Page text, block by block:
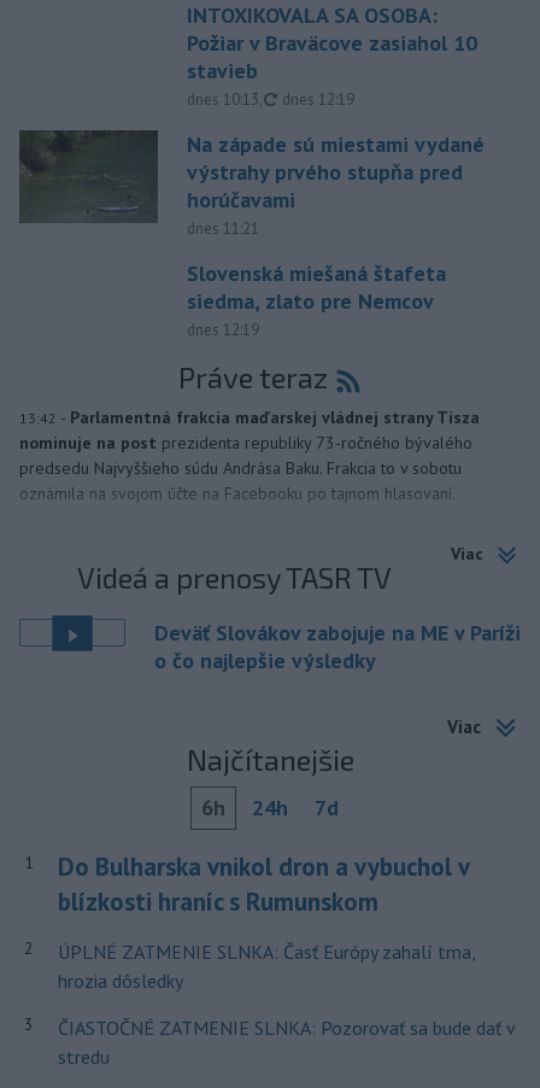
INTOXIKOVALA SA OSOBA:
Požiar v Braväcove zasiahol 10
stavieb
dnes 10:13, aktualizované
dnes 12:19
Na západe sú miestami vydané
výstrahy prvého stupňa pred
horúčavami
dnes 11:21
Slovenská miešaná štafeta
siedma, zlato pre Nemcov
dnes 12:19
Práve teraz
13:42 - Parlamentná frakcia maďarskej vládnej strany Tisza
nominuje na post prezidenta republiky 73-ročného bývalého
predsedu Najvyššieho súdu Andrása Baku. Frakcia to v sobotu
oznámila na svojom účte na Facebooku po tajnom hlasovaní.
Viac
Videá a prenosy TASR TV
Deväť Slovákov zabojuje na ME v Paríži
o čo najlepšie výsledky
Viac
Najčítanejšie
6h 24h 7d
1
Do Bulharska vnikol dron a vybuchol v
blízkosti hraníc s Rumunskom
2
ÚPLNÉ ZATMENIE SLNKA: Časť Európy zahalí tma,
hrozia dôsledky
3
ČIASTOČNÉ ZATMENIE SLNKA: Pozorovať sa bude dať v
stredu